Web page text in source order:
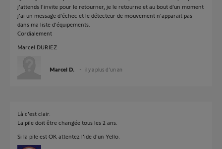
j'attends l'invite pour le retourner, je le retourne et au bout d'un moment
j'ai un message d'échec et le détecteur de mouvement n'apparait pas
dans ma liste d'équipements.
Cordialement
Marcel DURIEZ
Marcel D. il y a plus d'un an
Là c'est clair.
La pile doit être changée tous les 2 ans.
Si la pile est OK attentez l'ide d'un Yello.